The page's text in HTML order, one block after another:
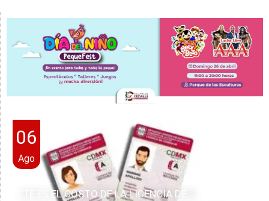
06
Ago
ESTE ES EL COSTO DE LA LICENCIA DE